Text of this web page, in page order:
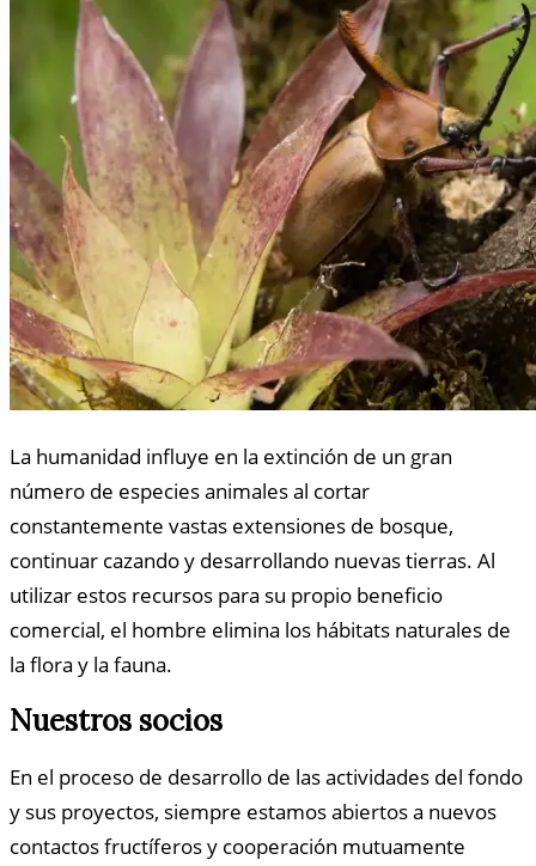
La humanidad influye en la extinción de un gran
número de especies animales al cortar
constantemente vastas extensiones de bosque,
continuar cazando y desarrollando nuevas tierras. Al
utilizar estos recursos para su propio beneficio
comercial, el hombre elimina los hábitats naturales de
la flora y la fauna.
Nuestros socios
En el proceso de desarrollo de las actividades del fondo
y sus proyectos, siempre estamos abiertos a nuevos
contactos fructíferos y cooperación mutuamente